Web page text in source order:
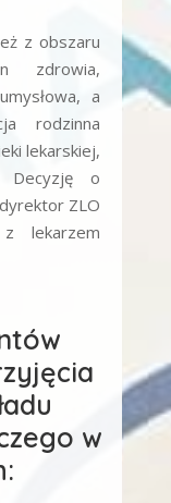
z obszaru
zdrowia,
a
rodzinna
lekarskiej,
Decyzję o
ZLO
lekarzem
w